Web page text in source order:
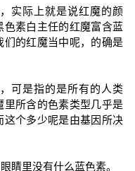
实际上就是说红魔的颜
素白主任的红魔富含蓝
的红魔当中呢，的确是
可是指的是所有的人类
里所含的色素类型几乎是
个多少呢是由基因所决
睛里没有什么蓝色素。